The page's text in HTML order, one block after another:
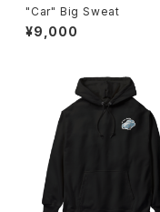
"Car" Big Sweat
¥9,000